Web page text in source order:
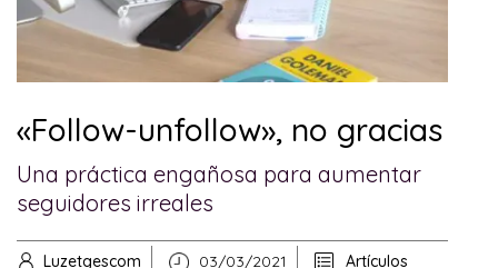
«Follow-unfollow», no gracias
Una práctica engañosa para aumentar
seguidores irreales
Luzetgescom 03/03/2021 Artículos